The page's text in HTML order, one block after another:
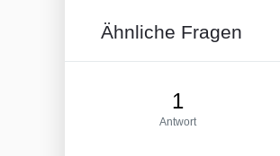
Ähnliche Fragen
1
Antwort